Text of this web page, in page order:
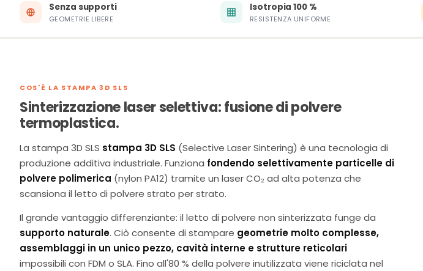
Senza supporti
GEOMETRIE LIBERE
Isotropia 100 %
RESISTENZA UNIFORME
COS'È LA STAMPA 3D SLS
Sinterizzazione laser selettiva: fusione di polvere
termoplastica.
La stampa 3D SLS stampa 3D SLS (Selective Laser Sintering) è una tecnologia di
produzione additiva industriale. Funziona fondendo selettivamente particelle di
polvere polimerica (nylon PA12) tramite un laser CO₂ ad alta potenza che
scansiona il letto di polvere strato per strato.
Il grande vantaggio differenziante: il letto di polvere non sinterizzata funge da
supporto naturale. Ciò consente di stampare geometrie molto complesse,
assemblaggi in un unico pezzo, cavità interne e strutture reticolari
impossibili con FDM o SLA. Fino all'80 % della polvere inutilizzata viene riciclata nel